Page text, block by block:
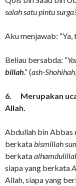
salah satu pintu
Aku menjawab: “Ya,
Beliau bersabda: “
billah.” (ash-Shohihah
6. Merupakan
Allah.
Abdullah bin Abbas
berkatabismillah
berkata
siapa yang berkata
Allah, siapa yang